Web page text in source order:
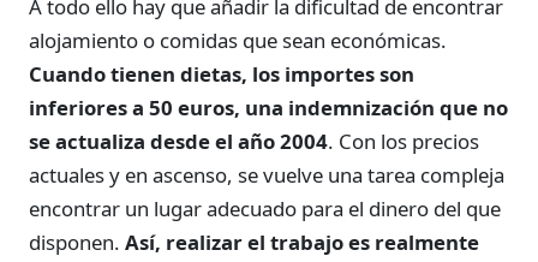
A todo ello hay que añadir la dificultad de encontrar
alojamiento o comidas que sean económicas.
Cuando tienen dietas, los importes son
inferiores a 50 euros, una indemnización que no
se actualiza desde el año 2004. Con los precios
actuales y en ascenso, se vuelve una tarea compleja
encontrar un lugar adecuado para el dinero del que
disponen. Así, realizar el trabajo es realmente